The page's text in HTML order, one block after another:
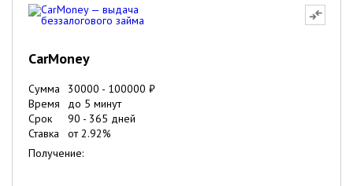
CarMoney
Сумма 30000 - 100000 ₽
Время
до 5 минут
Срок
90 - 365 дней
Ставка
от2.92%
Получение: